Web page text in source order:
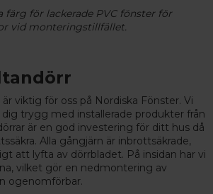
färg för lackerade PVC fönster för
vid monteringstillfället.
viktig för oss på Nordiska Fönster. Vi
trygg med installerade produkter från
är en god investering för ditt hus då
Alla gångjärn är inbrottsäkrade,
att lyfta av dörrbladet. På insidan har vi
vilket gör en nedmontering av
ogenomförbar.